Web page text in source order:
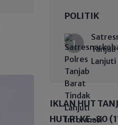
POLITIK
IKLAN HUT
HUT RI KE-80